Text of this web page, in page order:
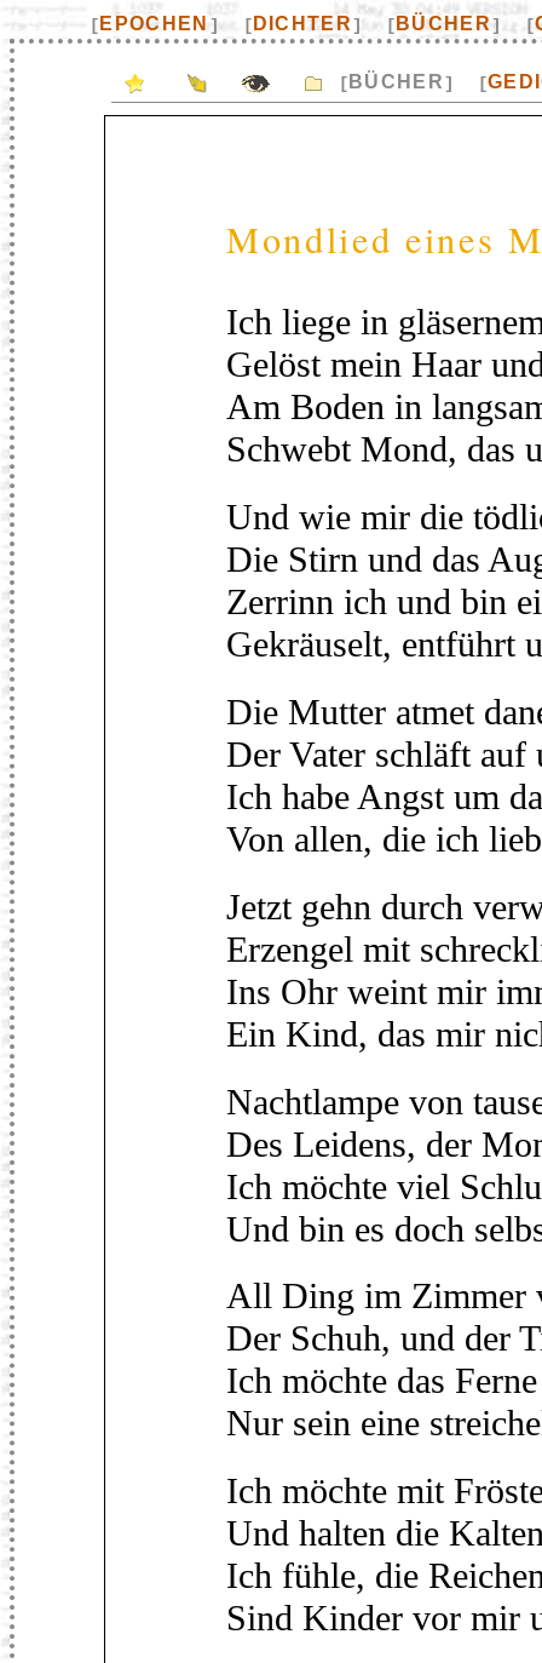
[ EPOCHEN ] [ DICHTER] [ BÜCHER] [
[ BÜCHER] [
Mondlied eines
Ich liege in
Gelöst mein Haar
Am Boden in
Schwebt Mond, das
Und wie mir die
Die Stirn und das
Zerrinn ich und bin
Gekräuselt, entführt
Die Mutter atmet
Der Vater schläft auf
Ich habe Angst um
Von allen, die ich
Jetzt gehn durch
Erzengel mit
Ins Ohr weint mir
Ein Kind, das mir
Nachtlampe von
Des Leidens, der
Ich möchte viel
Und bin es doch
All Ding im Zimmer
Der Schuh, und der
Ich möchte das
Nur sein eine
Ich möchte mit
Und halten die
Ich fühle, die
Sind Kinder vor mir